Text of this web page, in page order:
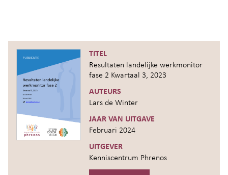
TITEL
Resultaten landelijke werkmonitor
fase 2 Kwartaal 3, 2023
AUTEURS
Lars de Winter
JAAR VAN UITGAVE
Februari 2024
UITGEVER
Kenniscentrum Phrenos